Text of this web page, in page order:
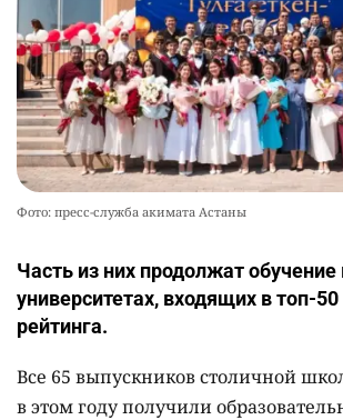
Фото: пресс-служба акимата Астаны
Часть из них продолжат обучение
университетах, входящих в топ-
рейтинга.
Все 65 выпускников столичной
в этом году получили